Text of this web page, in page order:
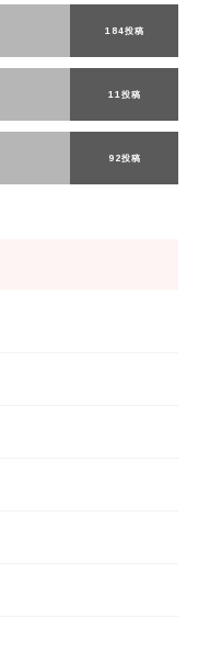
184投稿
11投稿
92投稿